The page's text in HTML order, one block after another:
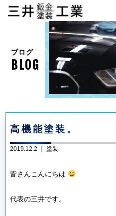
ブログ
BLOG
高機能塗装。
2019.12.2 ｜塗装
皆さんこんにちは
代表の三井です。